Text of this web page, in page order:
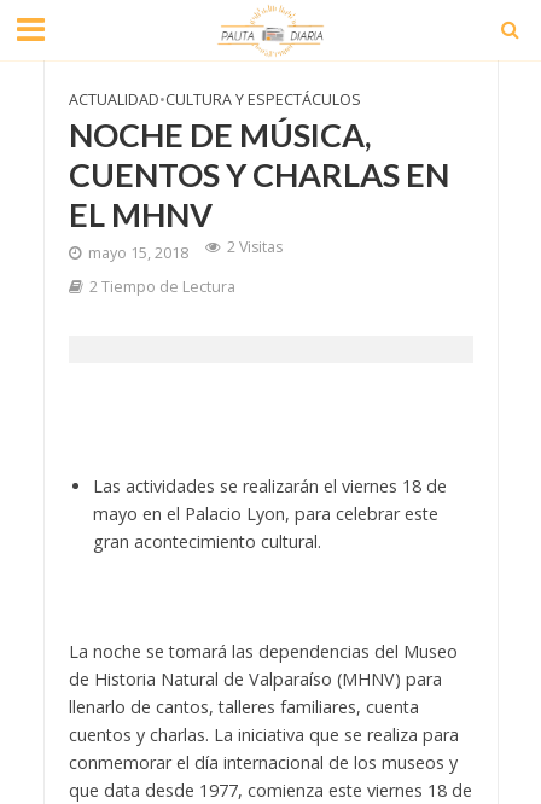
ACTUALIDAD•CULTURA Y ESPECTÁCULOS
NOCHE DE MÚSICA,
CUENTOS Y CHARLAS EN
EL MHNV
mayo 15, 2018
2 Visitas
2 Tiempo de Lectura
Las actividades se realizarán el viernes 18 de
mayo en el Palacio Lyon, para celebrar este
gran acontecimiento cultural.
La noche se tomará las dependencias del Museo
de Historia Natural de Valparaíso (MHNV) para
llenarlo de cantos, talleres familiares, cuenta
cuentos y charlas. La iniciativa que se realiza para
conmemorar el día internacional de los museos y
que data desde 1977, comienza este viernes 18 de